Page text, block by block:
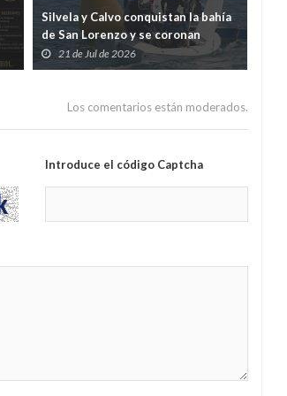
Silvela y Calvo conquistan la bahía
de San Lorenzo y se coronan
campeones de Asturias de Snipe
21 de Jul de 2026
Los comentarios están moderados.
Introduce el código Captcha